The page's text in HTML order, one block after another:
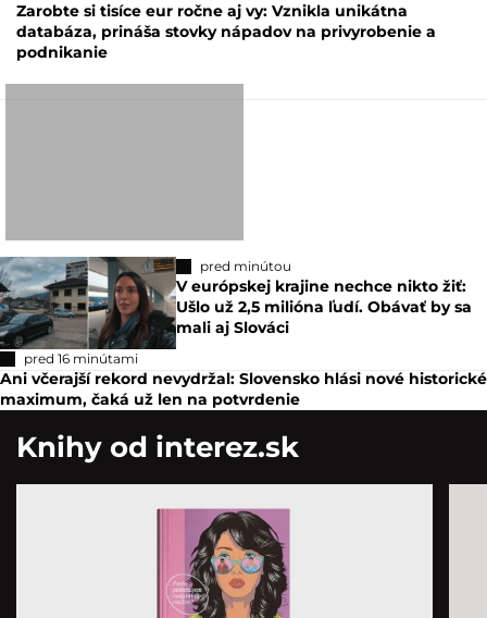
Zarobte si tisíce eur ročne aj vy: Vznikla unikátna
databáza, prináša stovky nápadov na privyrobenie a
podnikanie
pred minútou
V európskej krajine nechce nikto žiť:
Ušlo už 2,5 milióna ľudí. Obávať by sa
mali aj Slováci
pred 16 minútami
Ani včerajší rekord nevydržal: Slovensko hlási nové historické
maximum, čaká už len na potvrdenie
Knihy od interez.sk